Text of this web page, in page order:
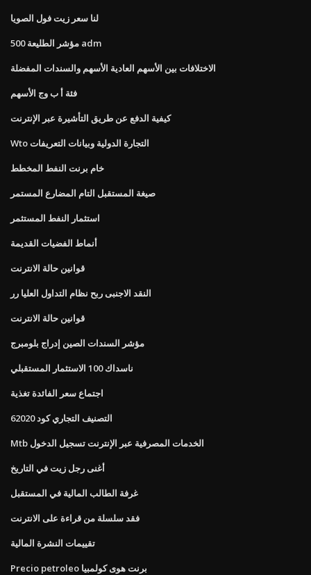
لنا سعر زيت فول الصويا
مؤشر الطليعة 500 adm
الاختلافات بين الأسهم العادية الأسهم والسندات المفضلة
فئة أ ب وج الأسهم
كيفية الدفع عن طريق التأشيرة عبر الإنترنت
Wto التجارة الدولية وبيانات التعريفات
خام برنت النفط المخطط
صيغة المستقبل التام المضارع المستمر
استثمار النفط المستثمر
أنماط الفضيات القديمة
قوانين حالة الانترنت
النقد الاجنبى ربح نظام التداول العليا رر
قوانين حالة الانترنت
مؤشر السندات الصين إدراج بلومبرج
ناسداك 100 الاستثمار المستقبلي
اجتماع سعر الفائدة تغذية
التصنيف التجاري كود 62020
Mtb الخدمات المصرفية عبر الإنترنت تسجيل الدخول
أغنى رجل زيت في التاريخ
غرفة الطالب المالية في المستقبل
فقد سلسلة من قراءة على الانترنت
تقييمات النشرة المالية
Precio petroleo برنت هوى كولمبيا